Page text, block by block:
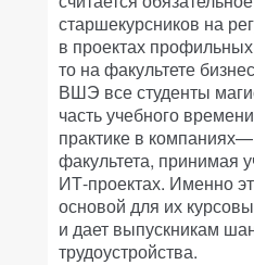
старшекурсников на
в проектах
то на факультете
ВШЭ все студенты
часть учебного
практике в
факультета, принимая
ИТ-проектах. Именно
основой для их
и дает выпускникам
трудоустройства.